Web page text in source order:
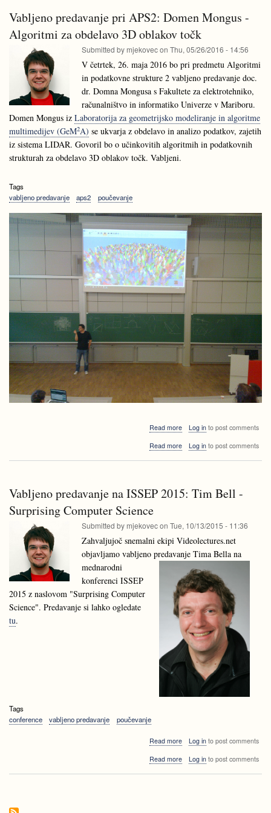
Čilu
Univerza
v
Čilu
Vabljeno predavanje pri APS2: Domen Mongus -
Algoritmi za obdelavo 3D oblakov točk
Submitted by mjekovecon Thu, 05/26/2016 - 14:56
V četrtek, 26. maja 2016 bo pri predmetu Algoritmi
in podatkovne strukture 2 vabljeno predavanje doc.
dr. Domna Mongusa s Fakultete za elektrotehniko,
računalništvo in informatiko Univerze v Mariboru.
Domen Mongus iz Laboratorija za geometrijsko modeliranje in algoritme
multimedijev (GeM2A) se ukvarja z obdelavo in analizo podatkov, zajetih
iz sistema LIDAR. Govoril bo o učinkovitih algoritmih in podatkovnih
strukturah za obdelavo 3D oblakov točk. Vabljeni.
Tags
vabljeno predavanje
aps2 poučevanje
Read moreabout
predavanje
Mongus
-
obdelavo
3D
oblakov
točk
Log into post comments
Read moreabout
Domen
Algoritmi
za
obdelavo
3D
oblakov
točk
Log into post comments
Vabljeno predavanje na ISSEP 2015: Tim Bell -
Surprising Computer Science
Submitted by mjekovecon Tue, 10/13/2015 - 11:36
Zahvaljujoč snemalni ekipi Videolectures.net
objavljamo vabljeno predavanje Tima Bella na
mednarodni
konferenci ISSEP
2015 z naslovom "Surprising Computer
Science". Predavanje si lahko ogledate
tu.
Tags
conference
vabljeno predavanje poučevanje
Read moreabout
predavanje
Log into post comments
Read moreabout
Log into post comments